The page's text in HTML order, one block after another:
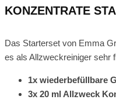
KONZENTRATE
Das Starterset von Emma
es als Allzweckreiniger sehr
1x wiederbefüllbare
3x 20 ml Allzweck